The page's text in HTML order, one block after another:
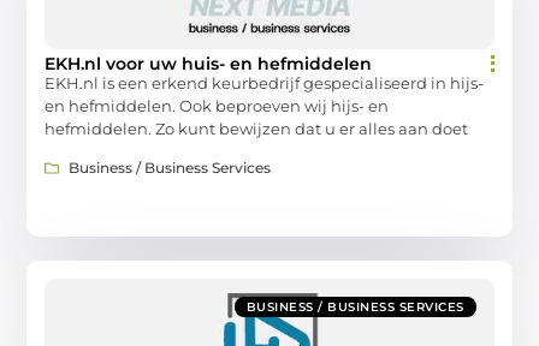
EKH.nl voor uw huis- en hefmiddelen
EKH.nl is een erkend keurbedrijf gespecialiseerd in hijs-
en hefmiddelen. Ook beproeven wij hijs- en
hefmiddelen. Zo kunt bewijzen dat u er alles aan doet
Business / Business Services
BUSINESS / BUSINESS SERVICES